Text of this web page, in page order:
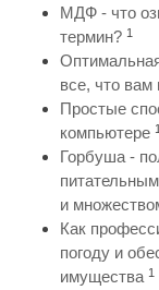
МДФ - что
термин? 1
все, что вам
Простые
компьютере 1
Горбуша -
и
Как
погоду и
имущества 1